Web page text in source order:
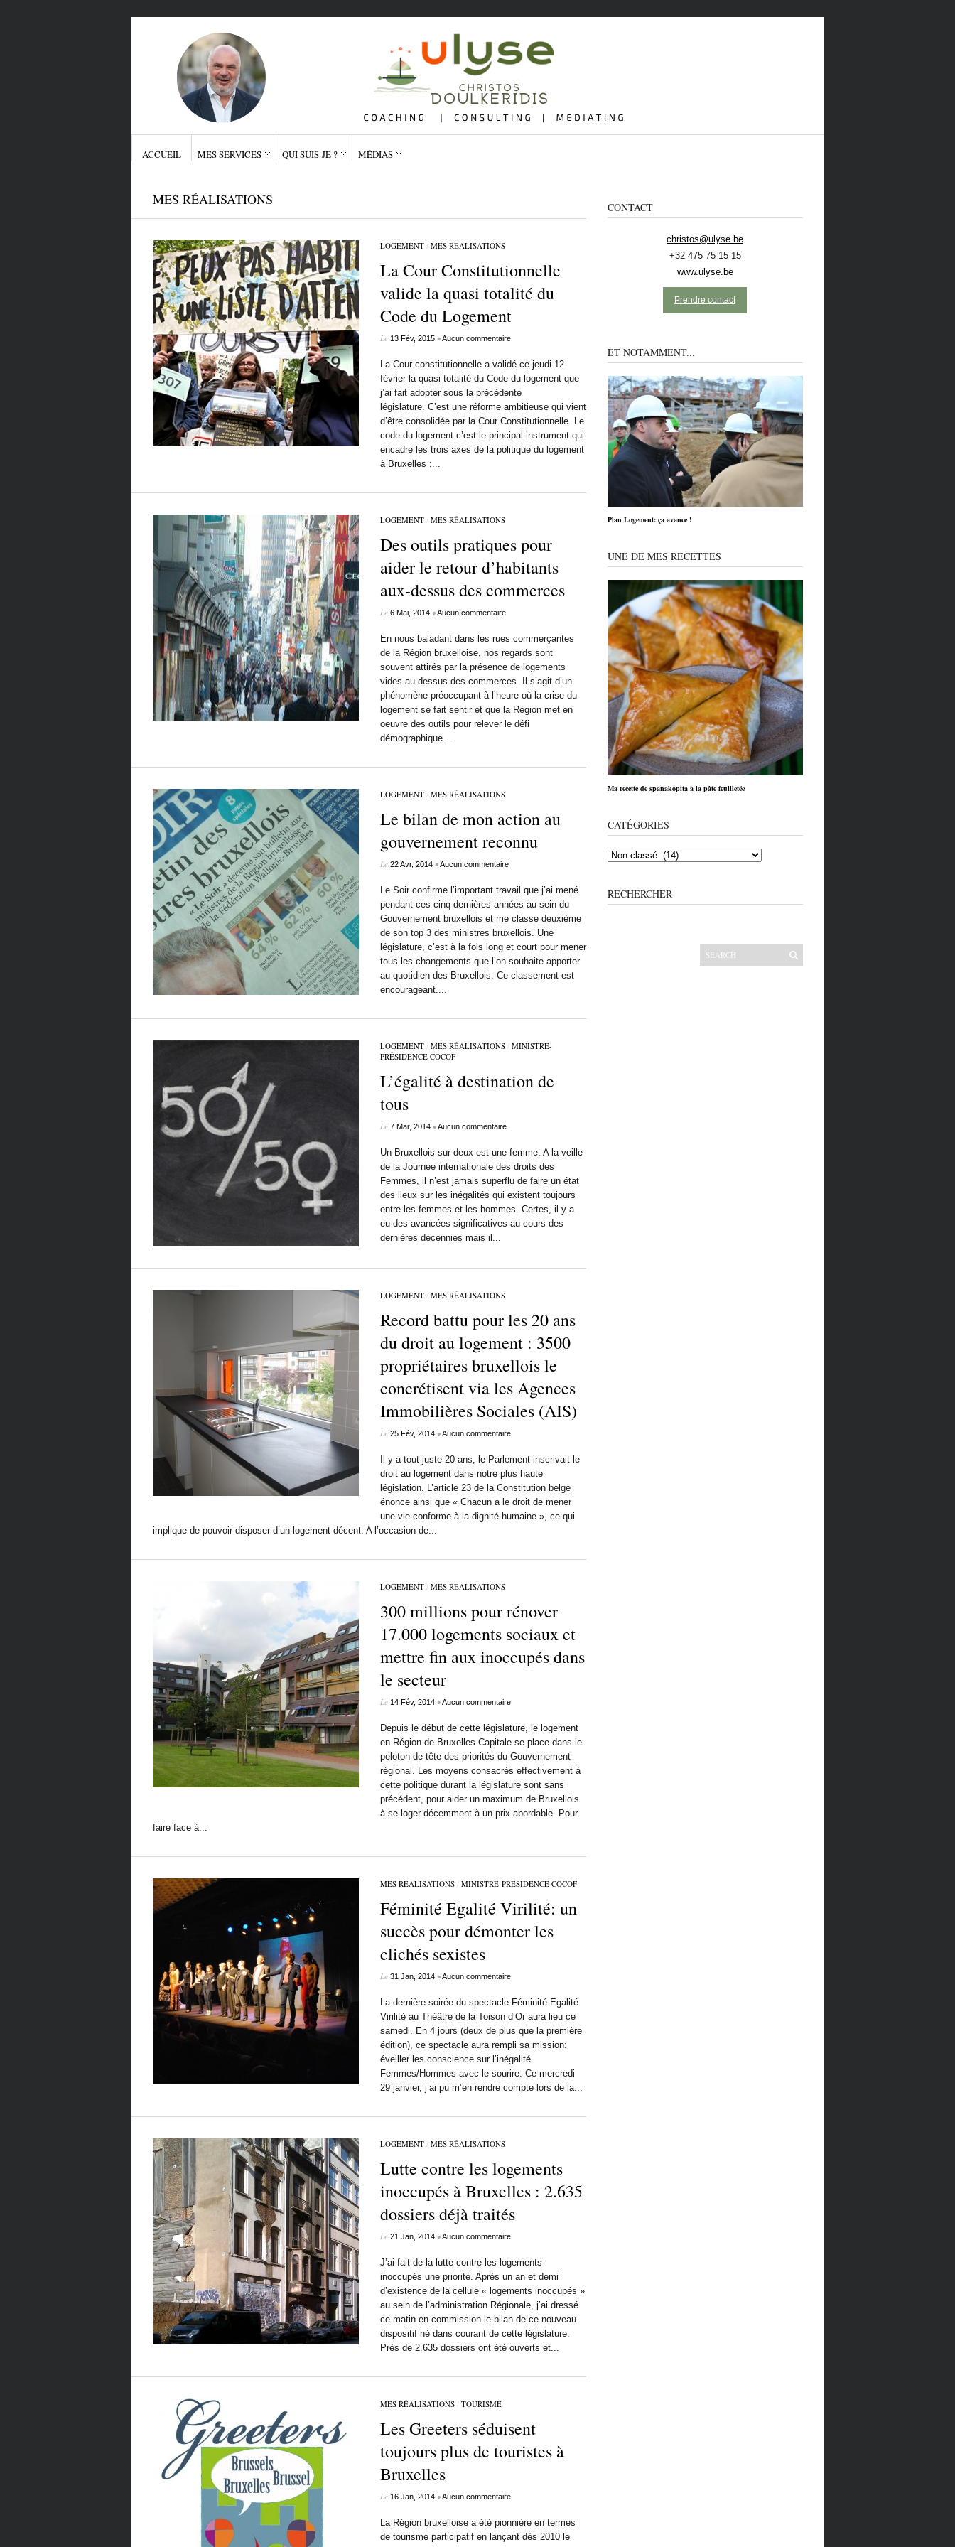
ECOLO
ACCUEIL MES SERVICES QUI SUIS-JE ? MÉDIAS
MES RÉALISATIONS
LOGEMENT/ MES RÉALISATIONS
La Cour Constitutionnelle
valide la quasi totalité du
Code du Logement
Le 13 Fév, 2015 •Aucun commentaire
La Cour constitutionnelle a validé ce jeudi 12
février la quasi totalité du Code du logement que
j’ai fait adopter sous la précédente
législature. C’est une réforme ambitieuse qui vient
d’être consolidée par la Cour Constitutionnelle. Le
code du logement c’est le principal instrument qui
encadre les trois axes de la politique du logement
à Bruxelles :...
LOGEMENT/ MES RÉALISATIONS
Des outils pratiques pour
aider le retour d’habitants
aux-dessus des commerces
Le 6 Mai, 2014 •Aucun commentaire
En nous baladant dans les rues commerçantes
de la Région bruxelloise, nos regards sont
souvent attirés par la présence de logements
vides au dessus des commerces. Il s’agit d’un
phénomène préoccupant à l’heure où la crise du
logement se fait sentir et que la Région met en
oeuvre des outils pour relever le défi
démographique...
LOGEMENT/ MES RÉALISATIONS
Le bilan de mon action au
gouvernement reconnu
Le 22 Avr, 2014 •Aucun commentaire
Le Soir confirme l’important travail que j’ai mené
pendant ces cinq dernières années au sein du
Gouvernement bruxellois et me classe deuxième
de son top 3 des ministres bruxellois. Une
législature, c’est à la fois long et court pour mener
tous les changements que l’on souhaite apporter
au quotidien des Bruxellois. Ce classement est
encourageant....
LOGEMENT/ MES RÉALISATIONS/ MINISTRE-
PRÉSIDENCE COCOF
L’égalité à destination de
tous
Le 7 Mar, 2014 •Aucun commentaire
Un Bruxellois sur deux est une femme. A la veille
de la Journée internationale des droits des
Femmes, il n’est jamais superflu de faire un état
des lieux sur les inégalités qui existent toujours
entre les femmes et les hommes. Certes, il y a
eu des avancées significatives au cours des
dernières décennies mais il...
LOGEMENT/ MES RÉALISATIONS
Record battu pour les 20 ans
du droit au logement : 3500
propriétaires bruxellois le
concrétisent via les Agences
Immobilières Sociales (AIS)
Le 25 Fév, 2014 •Aucun commentaire
Il y a tout juste 20 ans, le Parlement inscrivait le
droit au logement dans notre plus haute
législation. L’article 23 de la Constitution belge
énonce ainsi que « Chacun a le droit de mener
une vie conforme à la dignité humaine », ce qui
implique de pouvoir disposer d’un logement décent. A l’occasion de...
LOGEMENT/ MES RÉALISATIONS
300 millions pour rénover
17.000 logements sociaux et
mettre fin aux inoccupés dans
le secteur
Le 14 Fév, 2014 •Aucun commentaire
Depuis le début de cette législature, le logement
en Région de Bruxelles-Capitale se place dans le
peloton de tête des priorités du Gouvernement
régional. Les moyens consacrés effectivement à
cette politique durant la législature sont sans
précédent, pour aider un maximum de Bruxellois
à se loger décemment à un prix abordable. Pour
faire face à...
MES RÉALISATIONS/ MINISTRE-PRÉSIDENCE COCOF
Féminité Egalité Virilité: un
succès pour démonter les
clichés sexistes
Le 31 Jan, 2014 •Aucun commentaire
La dernière soirée du spectacle Féminité Egalité
Virilité au Théâtre de la Toison d’Or aura lieu ce
samedi. En 4 jours (deux de plus que la première
édition), ce spectacle aura rempli sa mission:
éveiller les conscience sur l’inégalité
Femmes/Hommes avec le sourire. Ce mercredi
29 janvier, j’ai pu m’en rendre compte lors de la...
LOGEMENT/ MES RÉALISATIONS
Lutte contre les logements
inoccupés à Bruxelles : 2.635
dossiers déjà traités
Le 21 Jan, 2014 •Aucun commentaire
J’ai fait de la lutte contre les logements
inoccupés une priorité. Après un an et demi
d’existence de la cellule « logements inoccupés »
au sein de l’administration Régionale, j’ai dressé
ce matin en commission le bilan de ce nouveau
dispositif né dans courant de cette législature.
Près de 2.635 dossiers ont été ouverts et...
MES RÉALISATIONS/ TOURISME
Les Greeters séduisent
toujours plus de touristes à
Bruxelles
Le 16 Jan, 2014 •Aucun commentaire
La Région bruxelloise a été pionnière en termes
de tourisme participatif en lançant dès 2010 le
CONTACT
christos@ulyse.be
+32 475 75 15 15
www.ulyse.be
Prendre contact
ET NOTAMMENT...
Plan Logement: ça avance !
UNE DE MES RECETTES
Ma recette de spanakopita à la pâte feuilletée
CATÉGORIES
RECHERCHER